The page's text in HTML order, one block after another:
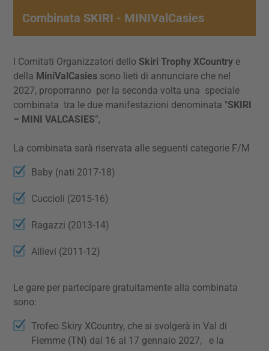
Combinata SKIRI - MINIValCasies
I Comitati Organizzatori delloSkiri Trophy XCountry e
della MiniValCasies sono lieti di annunciare che nel
2027, proporranno per la seconda volta una speciale
combinata tra le due manifestazioni denominata "SKIRI
– MINI VALCASIES”,
La combinata sarà riservata alle seguenti categorie F/M
Baby (nati 2017-18)
Cuccioli (2015-16)
Ragazzi (2013-14)
Allievi (2011-12)
Le gare per partecipare gratuitamente alla combinata
sono:
Trofeo Skiry XCountry, che si svolgerà in Val di
Fiemme (TN) dal 16 al 17 gennaio 2027, e la